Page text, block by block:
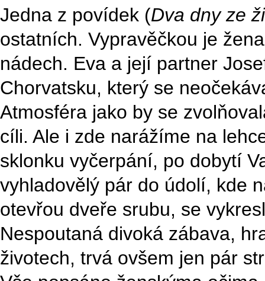
Jedna z povídek (Dva dny ze
ostatních. Vypravěčkou je
nádech. Eva a její partner
Chorvatsku, který se
Atmosféra jako by se
cíli. Ale i zde narážíme na
sklonku vyčerpání, po dobytí
vyhladovělý pár do údolí, kde
otevřou dveře srubu, se
Nespoutaná divoká zábava,
životech, trvá ovšem jen pár